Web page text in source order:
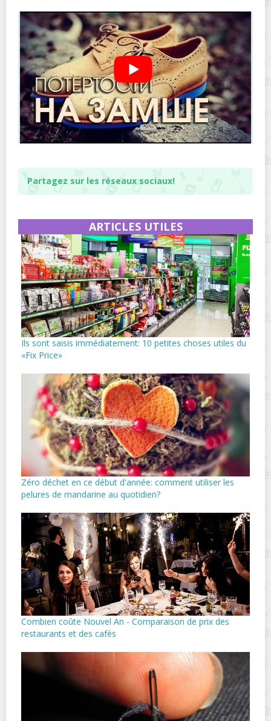
Partagez sur les réseaux sociaux!
ARTICLES UTILES
Ils sont saisis immédiatement: 10 petites choses utiles du
«Fix Price»
Zéro déchet en ce début d'année: comment utiliser les
pelures de mandarine au quotidien?
Combien coûte Nouvel An - Comparaison de prix des
restaurants et des cafés